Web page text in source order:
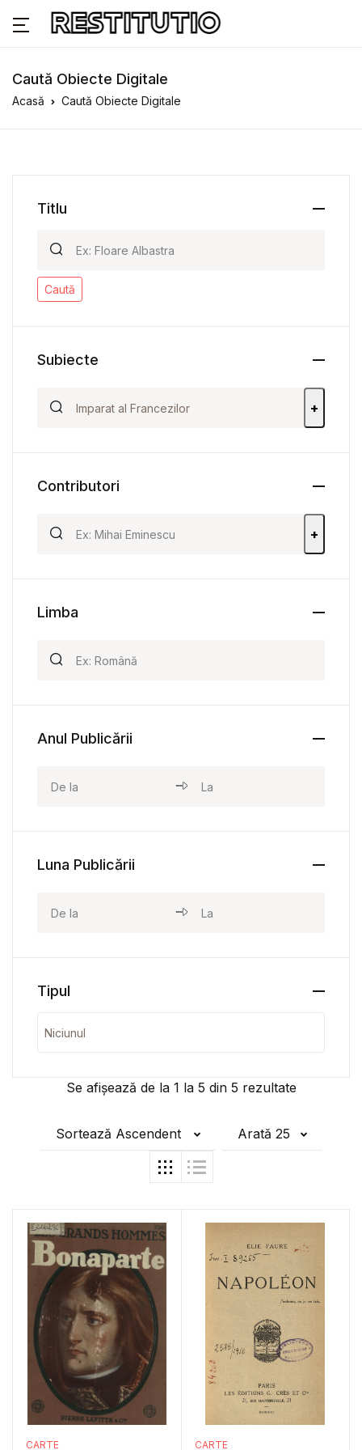
Caută Obiecte Digitale
Acasă Caută Obiecte Digitale
Se afișează de la 1 la 5 din 5 rezultate
Sortează Ascendent Arată 25
CARTE CARTE
Titlu
Caută
Subiecte
+
Contributori
+
Limba
Anul Publicării
Luna Publicării
Tipul